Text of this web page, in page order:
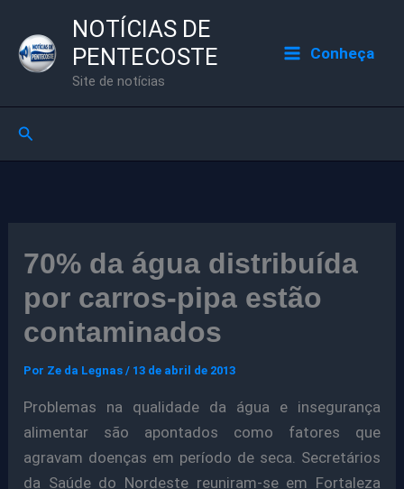
para
NOTÍCIAS DE
PENTECOSTE
Site de notícias
Conheça
Pesquisar
70% da água distribuída
por carros-pipa estão
contaminados
Por Ze da Legnas/ 13 de abril de 2013
Problemas na qualidade da água e insegurança
alimentar são apontados como fatores que
agravam doenças em período de seca. Secretários
da Saúde do Nordeste reuniram-se em Fortaleza